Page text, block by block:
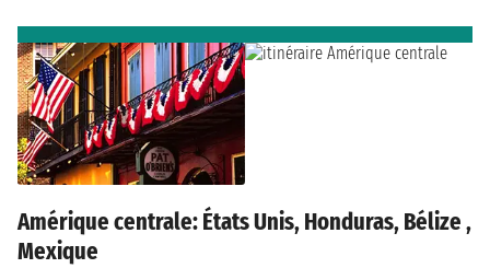
Amérique centrale: États Unis, Honduras, Bélize ,
Mexique